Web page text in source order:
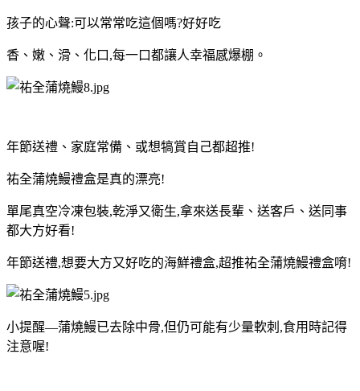
孩子的心聲:可以常常吃這個嗎?好好吃
香、嫩、滑、化口,每一口都讓人幸福感爆棚。
年節送禮、家庭常備、或想犒賞自己都超推!
祐全蒲燒鰻禮盒是真的漂亮!
單尾真空冷凍包裝,乾淨又衛生,拿來送長輩、送客戶、送同事
都大方好看!
年節送禮,想要大方又好吃的海鮮禮盒,超推祐全蒲燒鰻禮盒唷!
小提醒—蒲燒鰻已去除中骨,但仍可能有少量軟刺,食用時記得
注意喔!